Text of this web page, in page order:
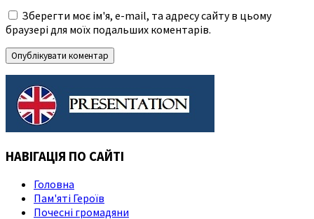
Зберегти моє ім'я, e-mail, та адресу сайту в цьому
браузері для моїх подальших коментарів.
НАВІГАЦІЯ ПО САЙТІ
Головна
Пам'яті Героїв
Почесні громадяни